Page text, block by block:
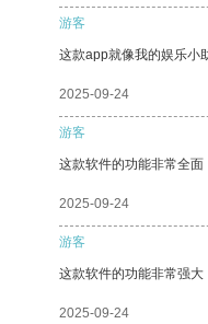
游客
这款app就像我的娱乐小
2025-09-24
游客
这款软件的功能非常全面
2025-09-24
游客
这款软件的功能非常强大
2025-09-24